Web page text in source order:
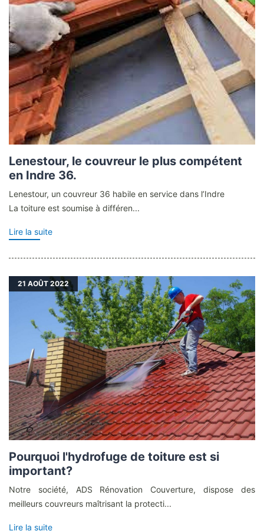
Lenestour, le couvreur le plus compétent
en Indre 36.
Lenestour, un couvreur 36 habile en service dans l’Indre
La toiture est soumise à différen...
Lire la suite
21 AOÛT 2022
Pourquoi l'hydrofuge de toiture est si
important?
Notre société, ADS Rénovation Couverture, dispose des
meilleurs couvreurs maîtrisant la protecti...
Lire la suite